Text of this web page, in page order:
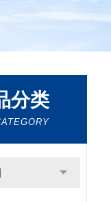
分类